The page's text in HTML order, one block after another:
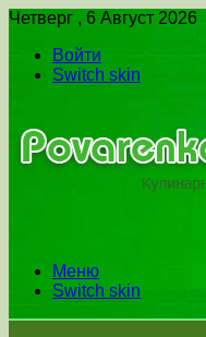
Четверг , 6 Август 2026
Войти
Switch skin
Меню
Switch skin